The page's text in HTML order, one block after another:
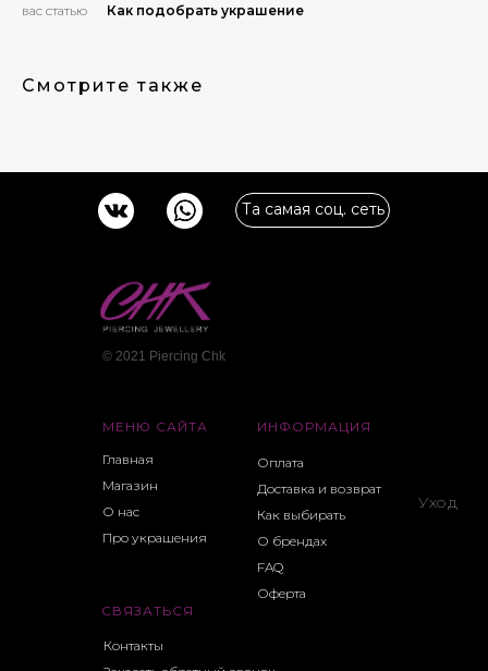
вас статью Как подобрать украшение
Смотрите также
Та самая соц. сеть
© 2021 Piercing Сhk
СВЯЗАТЬСЯ
Контакты
Уход
МЕНЮ САЙТА
Главная
Магазин
О нас
Про украшения
ИНФОРМАЦИЯ
Оплата
Доставка и возврат
Как выбирать
О брендах
FAQ
Оферта